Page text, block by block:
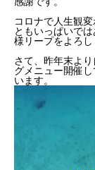
コロナで人生観
ともいっぱいで
様リープをよろし
さて、昨年末よ
グメニュー開催
います。